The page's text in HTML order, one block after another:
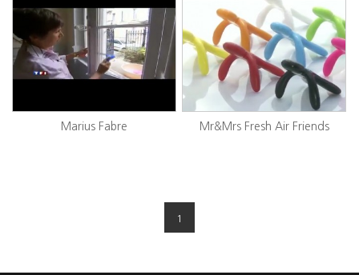
Marius Fabre Mr&Mrs Fresh Air Friends
1